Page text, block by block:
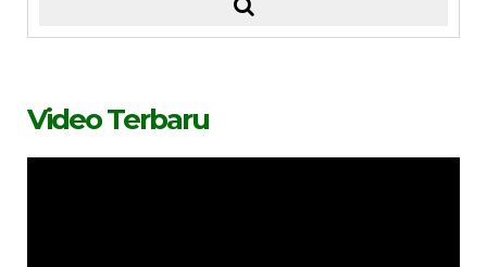
Video Terbaru